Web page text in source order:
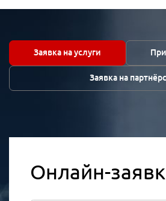
Заявка на услуги
Заявка на
Онлайн-